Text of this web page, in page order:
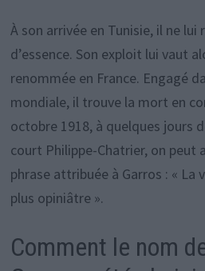
À son arrivée en Tunisie, il ne
d’essence. Son exploit lui vaut
renommée en France. Engagé
mondiale, il trouve la mort en
octobre 1918, à quelques jours
court Philippe-Chatrier, on peut
phrase attribuée à Garros : « La
plus opiniâtre ».
Comment le nom